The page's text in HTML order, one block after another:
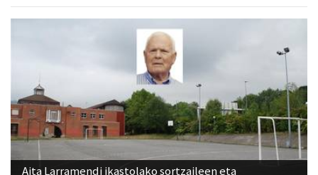
Aita Larramendi ikastolako sortzaileen eta